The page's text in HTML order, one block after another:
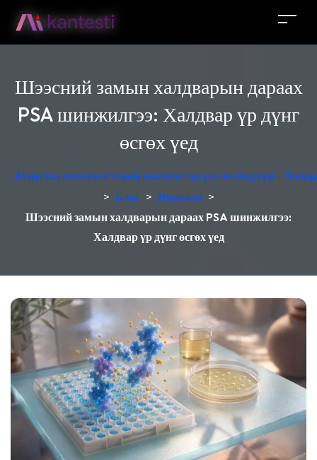
Шээсний замын халдварын дараах
PSA шинжилгээ: Халдвар үр дүнг
өсгөх үед
AI цусны шинжилгээний анализатор үнэ төлбөргүй -
> Блог > Нийтлэл >
Шээсний замын халдварын дараах PSA шинжилгээ:
Халдвар үр дүнг өсгөх үед